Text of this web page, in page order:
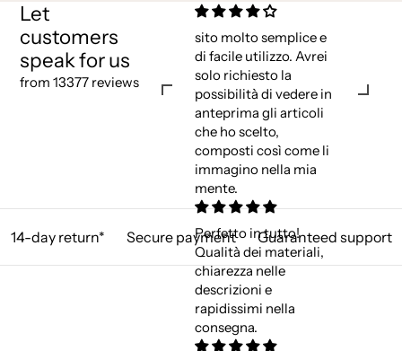
Let
customers
speak for us
from 13377 reviews
sito molto semplice e
di facile utilizzo. Avrei
solo richiesto la
possibilità di vedere in
anteprima gli articoli
che ho scelto,
composti così come li
immagino nella mia
mente.
Perfetto in tutto!
Qualità dei materiali,
chiarezza nelle
descrizioni e
rapidissimi nella
consegna.
14-day return* Secure payment Guaranteed support